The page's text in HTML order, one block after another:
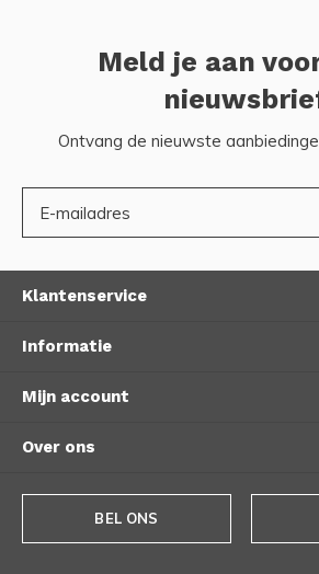
Meld je aan
Ontvang de nieuwste
Klantenservice
Informatie
Mijn account
Over ons
BEL ONS